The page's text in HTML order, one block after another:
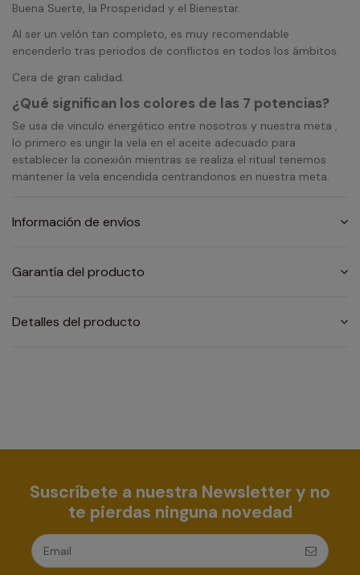
Buena Suerte, la Prosperidad y el Bienestar.
Al ser un velón tan completo, es muy recomendable
encenderlo tras periodos de conflictos en todos los ámbitos.
Cera de gran calidad.
¿Qué significan los colores de las 7 potencias?
Se usa de vinculo energético entre nosotros y nuestra meta ,
lo primero es ungir la vela en el aceite adecuado para
establecer la conexión mientras se realiza el ritual tenemos
mantener la vela encendida centrandonos en nuestra meta.
Información de envíos
Garantía del producto
Detalles del producto
Suscríbete a nuestra Newsletter y no
te pierdas ninguna novedad